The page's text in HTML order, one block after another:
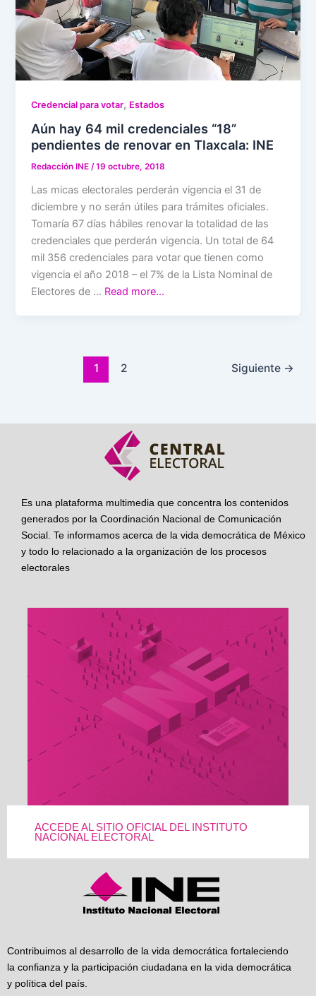
Credencial para votar, Estados
Aún hay 64 mil credenciales “18”
pendientes de renovar en Tlaxcala: INE
Redacción INE/19 octubre, 2018
Las micas electorales perderán vigencia el 31 de
diciembre y no serán útiles para trámites oficiales.
Tomaría 67 días hábiles renovar la totalidad de las
credenciales que perderán vigencia. Un total de 64
mil 356 credenciales para votar que tienen como
vigencia el año 2018 – el 7% de la Lista Nominal de
Electores de … Read more…
1 2 Siguiente →
Es una plataforma multimedia que concentra los contenidos
generados por la Coordinación Nacional de Comunicación
Social. Te informamos acerca de la vida democrática de México
y todo lo relacionado a la organización de los procesos
electorales
ACCEDE AL SITIO OFICIAL DEL INSTITUTO
NACIONAL ELECTORAL
Contribuimos al desarrollo de la vida democrática fortaleciendo
la confianza y la participación ciudadana en la vida democrática
y política del país.